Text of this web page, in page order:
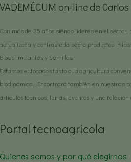
VADEMÉCUM on-line de
Con más de 35 años siendo líderes en el
actualizada y contrastada sobre productos
Bioestimulantes y Semillas.
Estamos enfocados tanto a la agricultura
biodinámica. Encontrará también en nuestras
artículos técnicos, ferias, eventos y una relación
Portal tecnoagrícola
Quienes somos y por qué elegirnos